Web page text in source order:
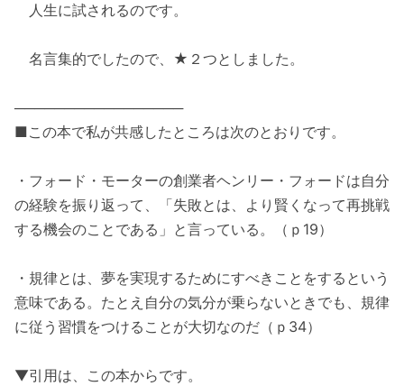
人生に試されるのです。
名言集的でしたので、★２つとしました。
─────────────────
■この本で私が共感したところは次のとおりです。
・フォード・モーターの創業者ヘンリー・フォードは自分
の経験を振り返って、「失敗とは、より賢くなって再挑戦
する機会のことである」と言っている。（ｐ19）
・規律とは、夢を実現するためにすべきことをするという
意味である。たとえ自分の気分が乗らないときでも、規律
に従う習慣をつけることが大切なのだ（ｐ34）
▼引用は、この本からです。